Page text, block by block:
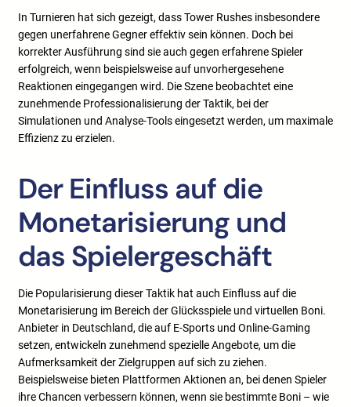
In Turnieren hat sich gezeigt, dass Tower Rushes insbesondere
gegen unerfahrene Gegner effektiv sein können. Doch bei
korrekter Ausführung sind sie auch gegen erfahrene Spieler
erfolgreich, wenn beispielsweise auf unvorhergesehene
Reaktionen eingegangen wird. Die Szene beobachtet eine
zunehmende Professionalisierung der Taktik, bei der
Simulationen und Analyse-Tools eingesetzt werden, um maximale
Effizienz zu erzielen.
Der Einfluss auf die
Monetarisierung und
das Spielergeschäft
Die Popularisierung dieser Taktik hat auch Einfluss auf die
Monetarisierung im Bereich der Glücksspiele und virtuellen Boni.
Anbieter in Deutschland, die auf E-Sports und Online-Gaming
setzen, entwickeln zunehmend spezielle Angebote, um die
Aufmerksamkeit der Zielgruppen auf sich zu ziehen.
Beispielsweise bieten Plattformen Aktionen an, bei denen Spieler
ihre Chancen verbessern können, wenn sie bestimmte Boni – wie